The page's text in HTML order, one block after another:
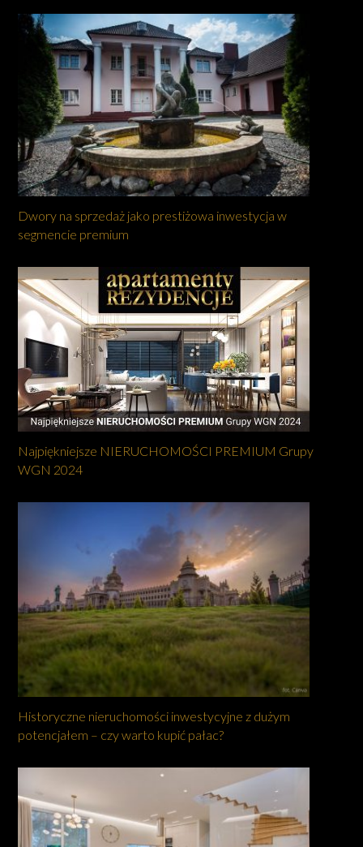
Dwory na sprzedaż jako prestiżowa inwestycja w
segmencie premium
Najpiękniejsze NIERUCHOMOŚCI PREMIUM Grupy
WGN 2024
Historyczne nieruchomości inwestycyjne z dużym
potencjałem – czy warto kupić pałac?